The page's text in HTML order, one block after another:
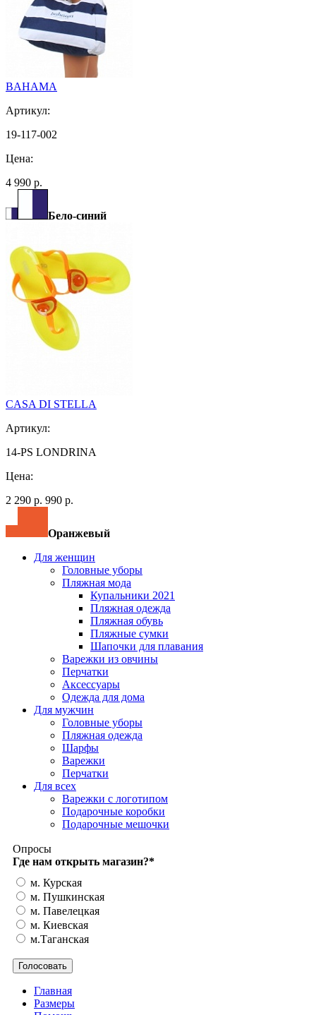
BAHAMA
Артикул:
19-117-002
Цена:
4 990 р.
Бело-синий
CASA DI STELLA
Артикул:
14-PS LONDRINA
Цена:
2 290 р. 990 р.
Оранжевый
Для женщин
Головные уборы
Пляжная мода
Купальники 2021
Пляжная одежда
Пляжная обувь
Пляжные сумки
Шапочки для плавания
Варежки из овчины
Перчатки
Аксессуары
Одежда для дома
Для мужчин
Головные уборы
Пляжная одежда
Шарфы
Варежки
Перчатки
Для всех
Варежки с логотипом
Подарочные коробки
Подарочные мешочки
Опросы
Где нам открыть магазин?*
м. Курская
м. Пушкинская
м. Павелецкая
м. Киевская
м.Таганская
Главная
Размеры